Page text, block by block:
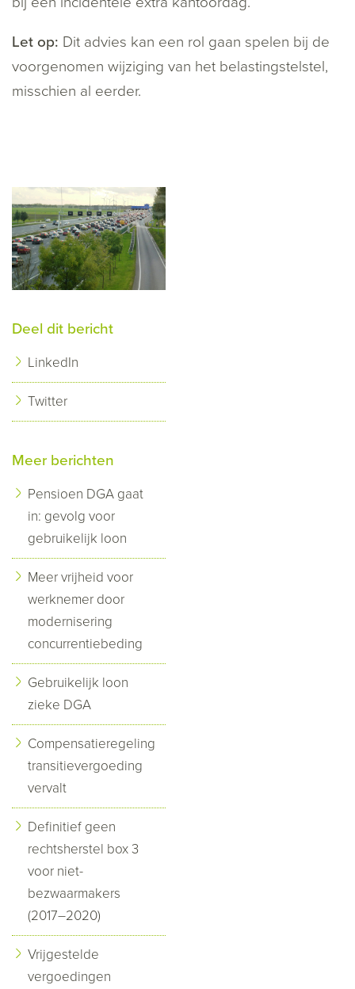
Let op: Dit advies kan een rol gaan spelen bij de
voorgenomen wijziging van het belastingstelstel,
misschien al eerder.
Deel dit bericht
LinkedIn
Twitter
Meer berichten
Pensioen DGA gaat
in: gevolg voor
gebruikelijk loon
Meer vrijheid voor
werknemer door
modernisering
concurrentiebeding
Gebruikelijk loon
zieke DGA
Compensatieregeling
transitievergoeding
vervalt
Definitief geen
rechtsherstel box 3
voor niet-
bezwaarmakers
(2017–2020)
Vrijgestelde
vergoedingen